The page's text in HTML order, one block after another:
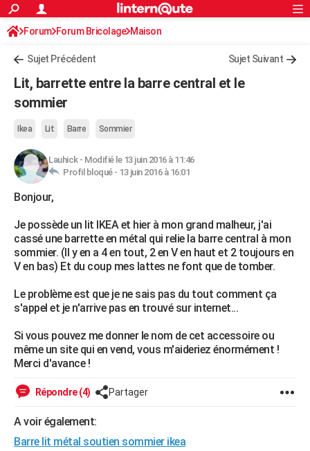
ACTUALITÉS
Politique
Société
Faits Divers
Education
Monde
Villes
+
Programme TV
Streaming
Sorties cinéma
FINANCE
Retraite
Impôts
Epargne
Immobilier
Risques naturels par ville
Banque
Assurance
Crédit
AUTO
Essais
Réserver un essai
Citadines
Berlines
SUV
Forum auto
HIGH-TECH
Mobiles
Meilleur smartphone
Internet
Ordinateurs
Jeux vidéo
Guide high-tech
BRICOLAGE
Guides de France
Escapades
Patrimoine
Expositions
Musées
Week-end nature
+LIFESTYLE
Art de vivre
Bien-être
Loisirs
Mode
Modes de vie
SANTE
Alimentation
Guide de la santé
Maladies
Médicaments
Sommeil
VOYAGE
GUIDES D'ACHAT
BONS PLANS
Carte de Noël
Carte Bonne année
Carte Saint-Valentin
Carte Pâques
Carte d'anniversaire
DICTIONNAIRE
S'inscrire
Connexion
Forum Forum Bricolage Maison
Sujet Précédent Sujet Suivant
Lit, barrette entre la barre central et le
sommier
Ikea Lit Barre Sommier
Lauhick- Modifié le 13 juin 2016 à 11:46
Profil bloqué - 13 juin 2016 à 16:01
Bonjour,
Je possède un lit IKEA et hier à mon grand malheur, j'ai
cassé une barrette en métal qui relie la barre central à mon
sommier. (Il y en a 4 en tout, 2 en V en haut et 2 toujours en
V en bas) Et du coup mes lattes ne font que de tomber.
Le problème est que je ne sais pas du tout comment ça
s'appel et je n'arrive pas en trouvé sur internet...
Si vous pouvez me donner le nom de cet accessoire ou
même un site qui en vend, vous m'aideriez énormément !
Merci d'avance !
Répondre (4) Partager
A voir également:
Barre lit métal soutien sommier ikea